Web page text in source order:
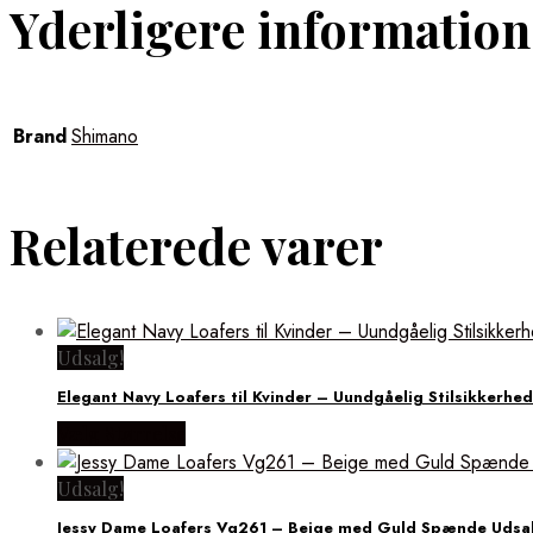
Yderligere information
BrandShimano
Relaterede varer
Udsalg!
Elegant Navy Loafers til Kvinder – Uundgåelig Stilsikkerhed
Udsalg!
Jessy Dame Loafers Vg261 – Beige med Guld Spænde